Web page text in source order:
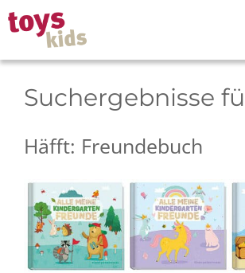
Zum
Inhalt
springen
Suchergebnisse
Häfft: Freundebuch